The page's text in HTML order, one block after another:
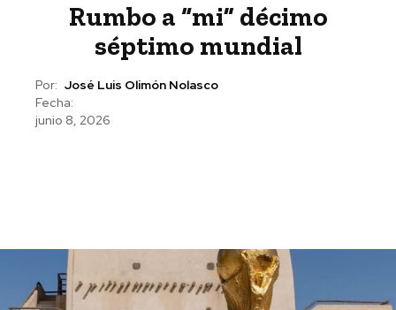
Rumbo a “mi” décimo
séptimo mundial
Por: José Luis Olimón Nolasco
Fecha:
junio 8, 2026